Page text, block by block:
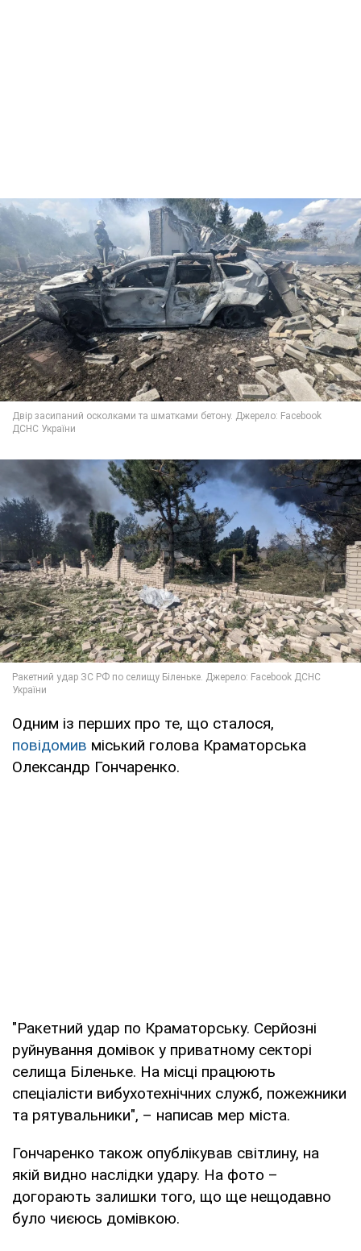
Одним із перших про те, що сталося,
повідомив міський голова Краматорська
Олександр Гончаренко.
"Ракетний удар по Краматорську. Серйозні
руйнування домівок у приватному секторі
селища Біленьке. На місці працюють
спеціалісти вибухотехнічних служб, пожежники
та рятувальники", – написав мер міста.
Гончаренко також опублікував світлину, на
якій видно наслідки удару. На фото –
догорають залишки того, що ще нещодавно
було чиєюсь домівкою.